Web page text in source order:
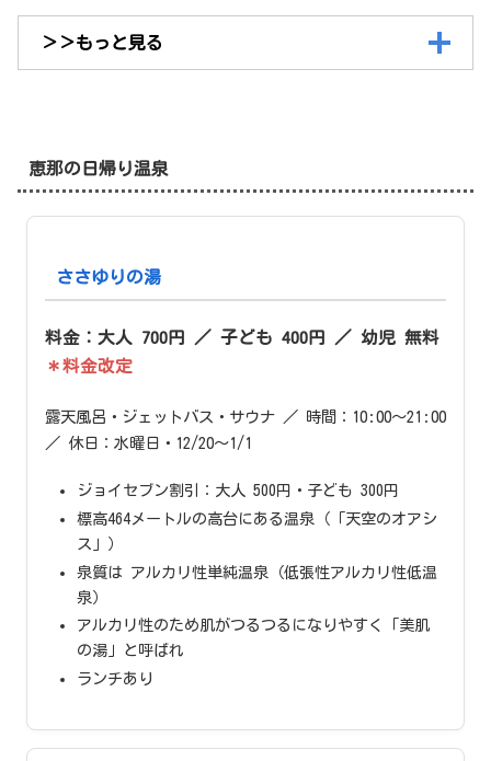
＞＞もっと見る
恵那の日帰り温泉
ささゆりの湯
料金：大人 700円 ／ 子ども 400円 ／ 幼児 無料
＊料金改定
露天風呂・ジェットバス・サウナ ／ 時間：10:00〜21:00
／ 休日：水曜日・12/20〜1/1
ジョイセブン割引：大人 500円・子ども 300円
標高464メートルの高台にある温泉（「天空のオアシ
ス」）
泉質は アルカリ性単純温泉（低張性アルカリ性低温
泉）
アルカリ性のため肌がつるつるになりやすく「美肌
の湯」と呼ばれ
ランチあり